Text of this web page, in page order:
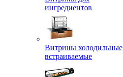
ингредиентов
Витрины холодильные
встраиваемые